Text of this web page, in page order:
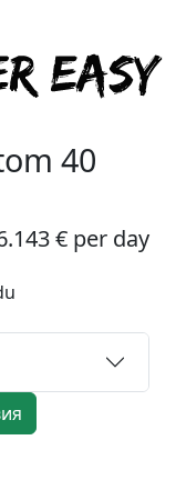
40
€ per day